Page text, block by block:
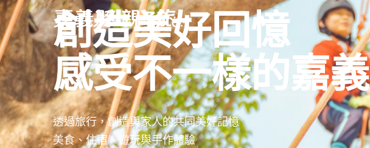
創造美好回憶
感受不一樣的嘉義
透過旅行，創造與家人的共同美好記憶
美食、住宿、遊玩與手作體驗